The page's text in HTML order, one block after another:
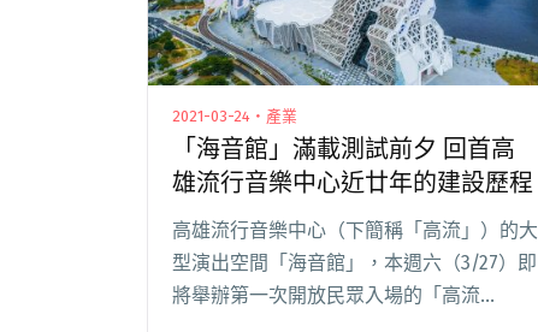
2021-03-24・產業
「海音館」滿載測試前夕 回首高
雄流行音樂中心近廿年的建設歷程
高雄流行音樂中心（下簡稱「高流」）的大
型演出空間「海音館」，本週六（3/27）即
將舉辦第一次開放民眾入場的「高流